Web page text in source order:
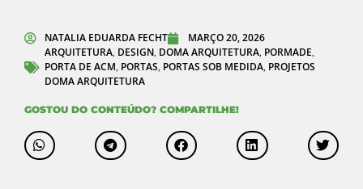
NATALIA EDUARDA FECHT
MARÇO 20, 2026
ARQUITETURA, DESIGN, DOMA ARQUITETURA, PORMADE,
PORTA DE ACM, PORTAS, PORTAS SOB MEDIDA, PROJETOS
DOMA ARQUITETURA
GOSTOU DO CONTEÚDO? COMPARTILHE!